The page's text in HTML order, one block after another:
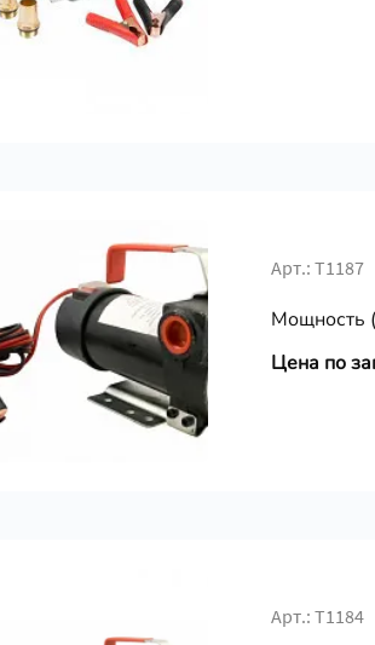
Арт.: Т1187
Мощность
Цена по
Арт.: Т1184